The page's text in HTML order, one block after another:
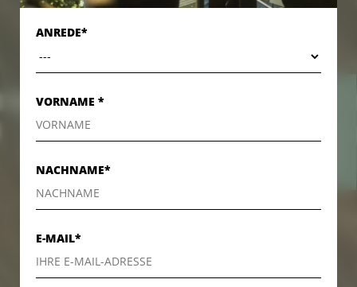
ANREDE*
VORNAME *
NACHNAME*
E-MAIL*